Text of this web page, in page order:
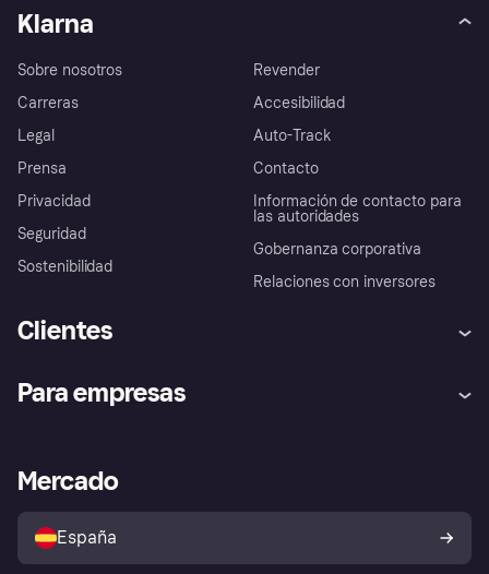
Klarna
Sobre nosotros
Carreras
Legal
Prensa
Privacidad
Seguridad
Sostenibilidad
Revender
Accesibilidad
Auto-Track
Contacto
Información de contacto para
las autoridades
Gobernanza corporativa
Relaciones con inversores
Clientes
Inicio de sesión
Directorio de tiendas
Política de protección al
comprador de Klarna
Reclamaciones
Para empresas
Acceso empresas
Mercado
España